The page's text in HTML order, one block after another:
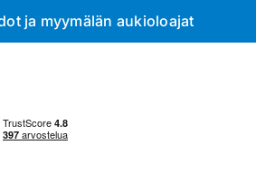
ja myymälän aukioloajat